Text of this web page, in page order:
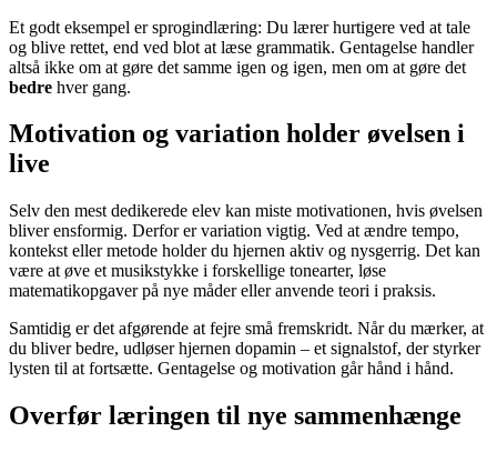
Et godt eksempel er sprogindlæring: Du lærer hurtigere ved at tale
og blive rettet, end ved blot at læse grammatik. Gentagelse handler
altså ikke om at gøre det samme igen og igen, men om at gøre det
bedre hver gang.
Motivation og variation holder øvelsen i
live
Selv den mest dedikerede elev kan miste motivationen, hvis øvelsen
bliver ensformig. Derfor er variation vigtig. Ved at ændre tempo,
kontekst eller metode holder du hjernen aktiv og nysgerrig. Det kan
være at øve et musikstykke i forskellige tonearter, løse
matematikopgaver på nye måder eller anvende teori i praksis.
Samtidig er det afgørende at fejre små fremskridt. Når du mærker, at
du bliver bedre, udløser hjernen dopamin – et signalstof, der styrker
lysten til at fortsætte. Gentagelse og motivation går hånd i hånd.
Overfør læringen til nye sammenhænge